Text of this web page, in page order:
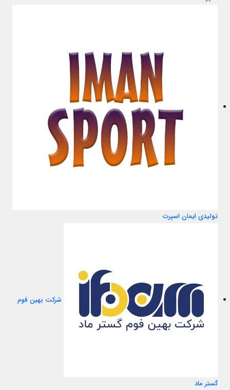
تولیدی ایمان اسپرت
شرکت بهین فوم
گستر ماد